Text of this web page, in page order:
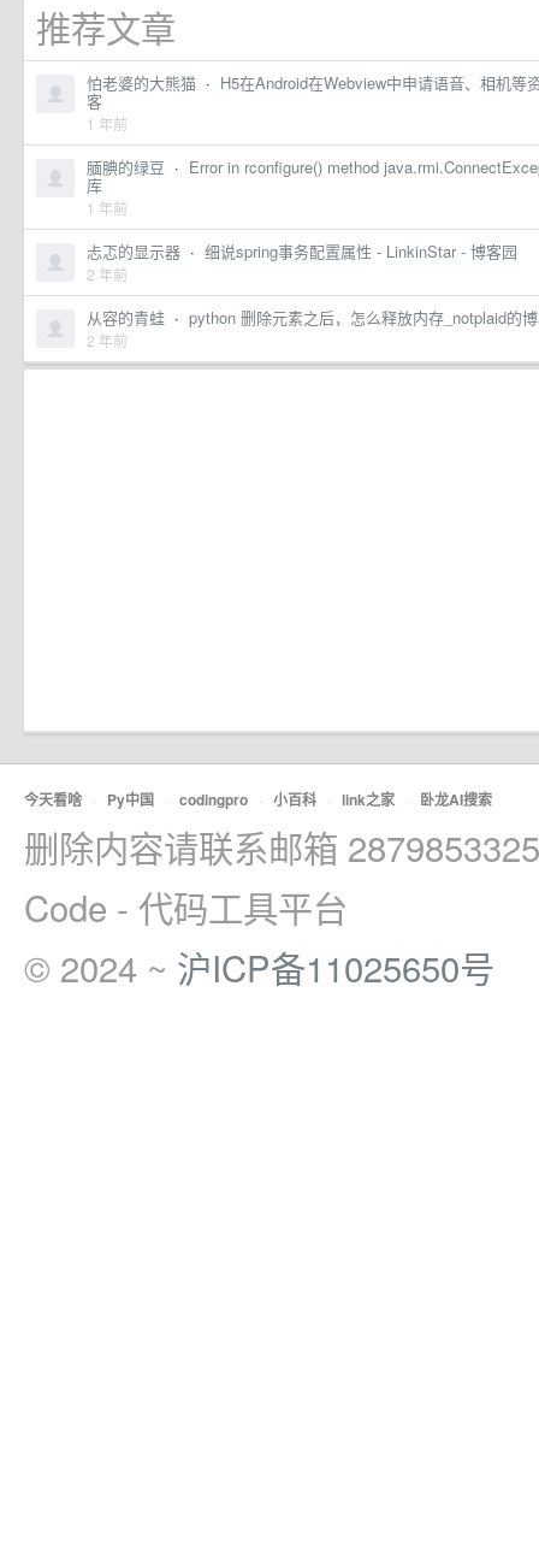
推荐文章
怕老婆的大熊猫 · H5在Android在Webview中申请语音、相机等
客
1 年前
腼腆的绿豆 · Error in rconfigure() method
库
1 年前
忐忑的显示器 · 细说spring事务配置属性 - LinkinStar - 博客园
2 年前
从容的青蛙 · python 删除元素之后，怎么释放内存_notplaid的
2 年前
今天看啥 · Py中国 · codingpro · 小百科 · link之家 · 卧龙AI搜索
删除内容请联系邮箱
Code - 代码工具平台
© 2024 ~ 沪ICP备11025650号